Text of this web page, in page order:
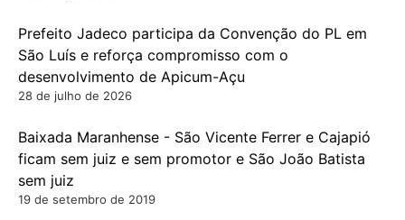
Prefeito Jadeco participa da Convenção do PL em
São Luís e reforça compromisso com o
desenvolvimento de Apicum-Açu
28 de julho de 2026
Baixada Maranhense - São Vicente Ferrer e Cajapió
ficam sem juiz e sem promotor e São João Batista
sem juiz
19 de setembro de 2019